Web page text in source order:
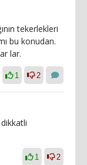
tekerlekleri
bu konudan.
lar.
1 2
1 2